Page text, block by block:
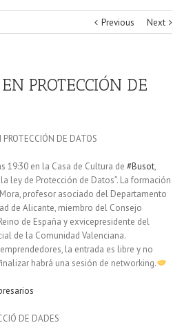
Previous Next
PROTECCIÓN DE
PROTECCIÓN DE DATOS
19:30 en la Casa de Cultura de #Busot,
ley de Protección de Datos”. La formación
profesor asociado del Departamento
de Alicante, miembro del Consejo
de España y exvicepresidente del
de la Comunidad Valenciana.
la entrada es libre y no
habrá una sesión de networking.
DE DADES